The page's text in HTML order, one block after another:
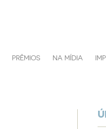
PRÊMIOS NA MÍDIA